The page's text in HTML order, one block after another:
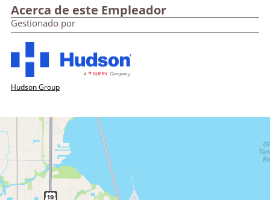
Acerca de este Empleador
Gestionado por
Hudson Group